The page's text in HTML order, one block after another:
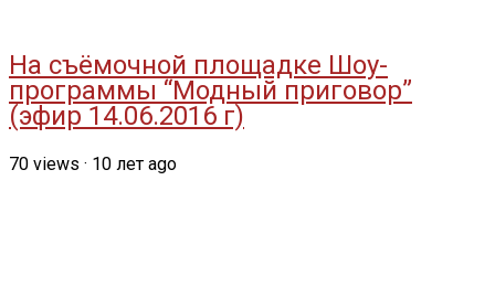
На съёмочной площадке Шоу-
программы “Модный приговор”
(эфир 14.06.2016 г)
70 views · 10 лет ago